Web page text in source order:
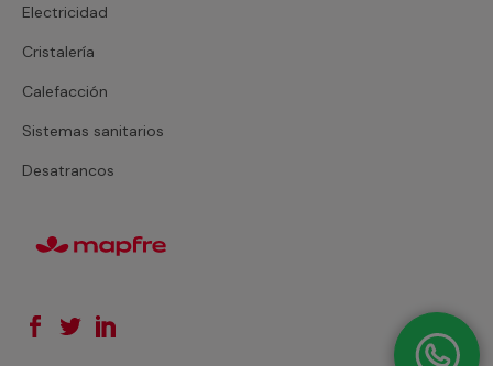
Electricidad
Cristalería
Calefacción
Sistemas sanitarios
Desatrancos